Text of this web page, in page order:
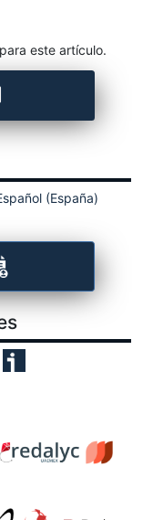
este artículo.
(España)